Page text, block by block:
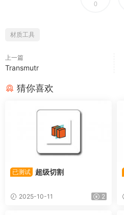
0
材质工具
上一篇
Transmutr
猜你喜欢
已测试 超级切割
2025-10-11 2